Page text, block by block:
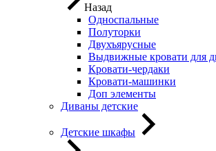
Назад
Односпальные
Полуторки
Двухъярусные
Выдвижные кровати для
Кровати-чердаки
Кровати-машинки
Доп элементы
Диваны детские
Детские шкафы